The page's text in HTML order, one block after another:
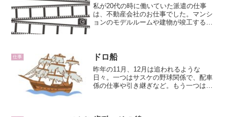
私が20代の時に働いていた派遣の仕事
は、不動産会社のお仕事でした。マンシ
ョンのモデルルームや建物が竣工すると
件のアルバムが何百冊と並び...
仕事 ドロ船
昨年の11月、12月は追われるような
日々。一つはサスケの野球関係で、配車
係の仕事や引き継ぎなど。もう一つは、